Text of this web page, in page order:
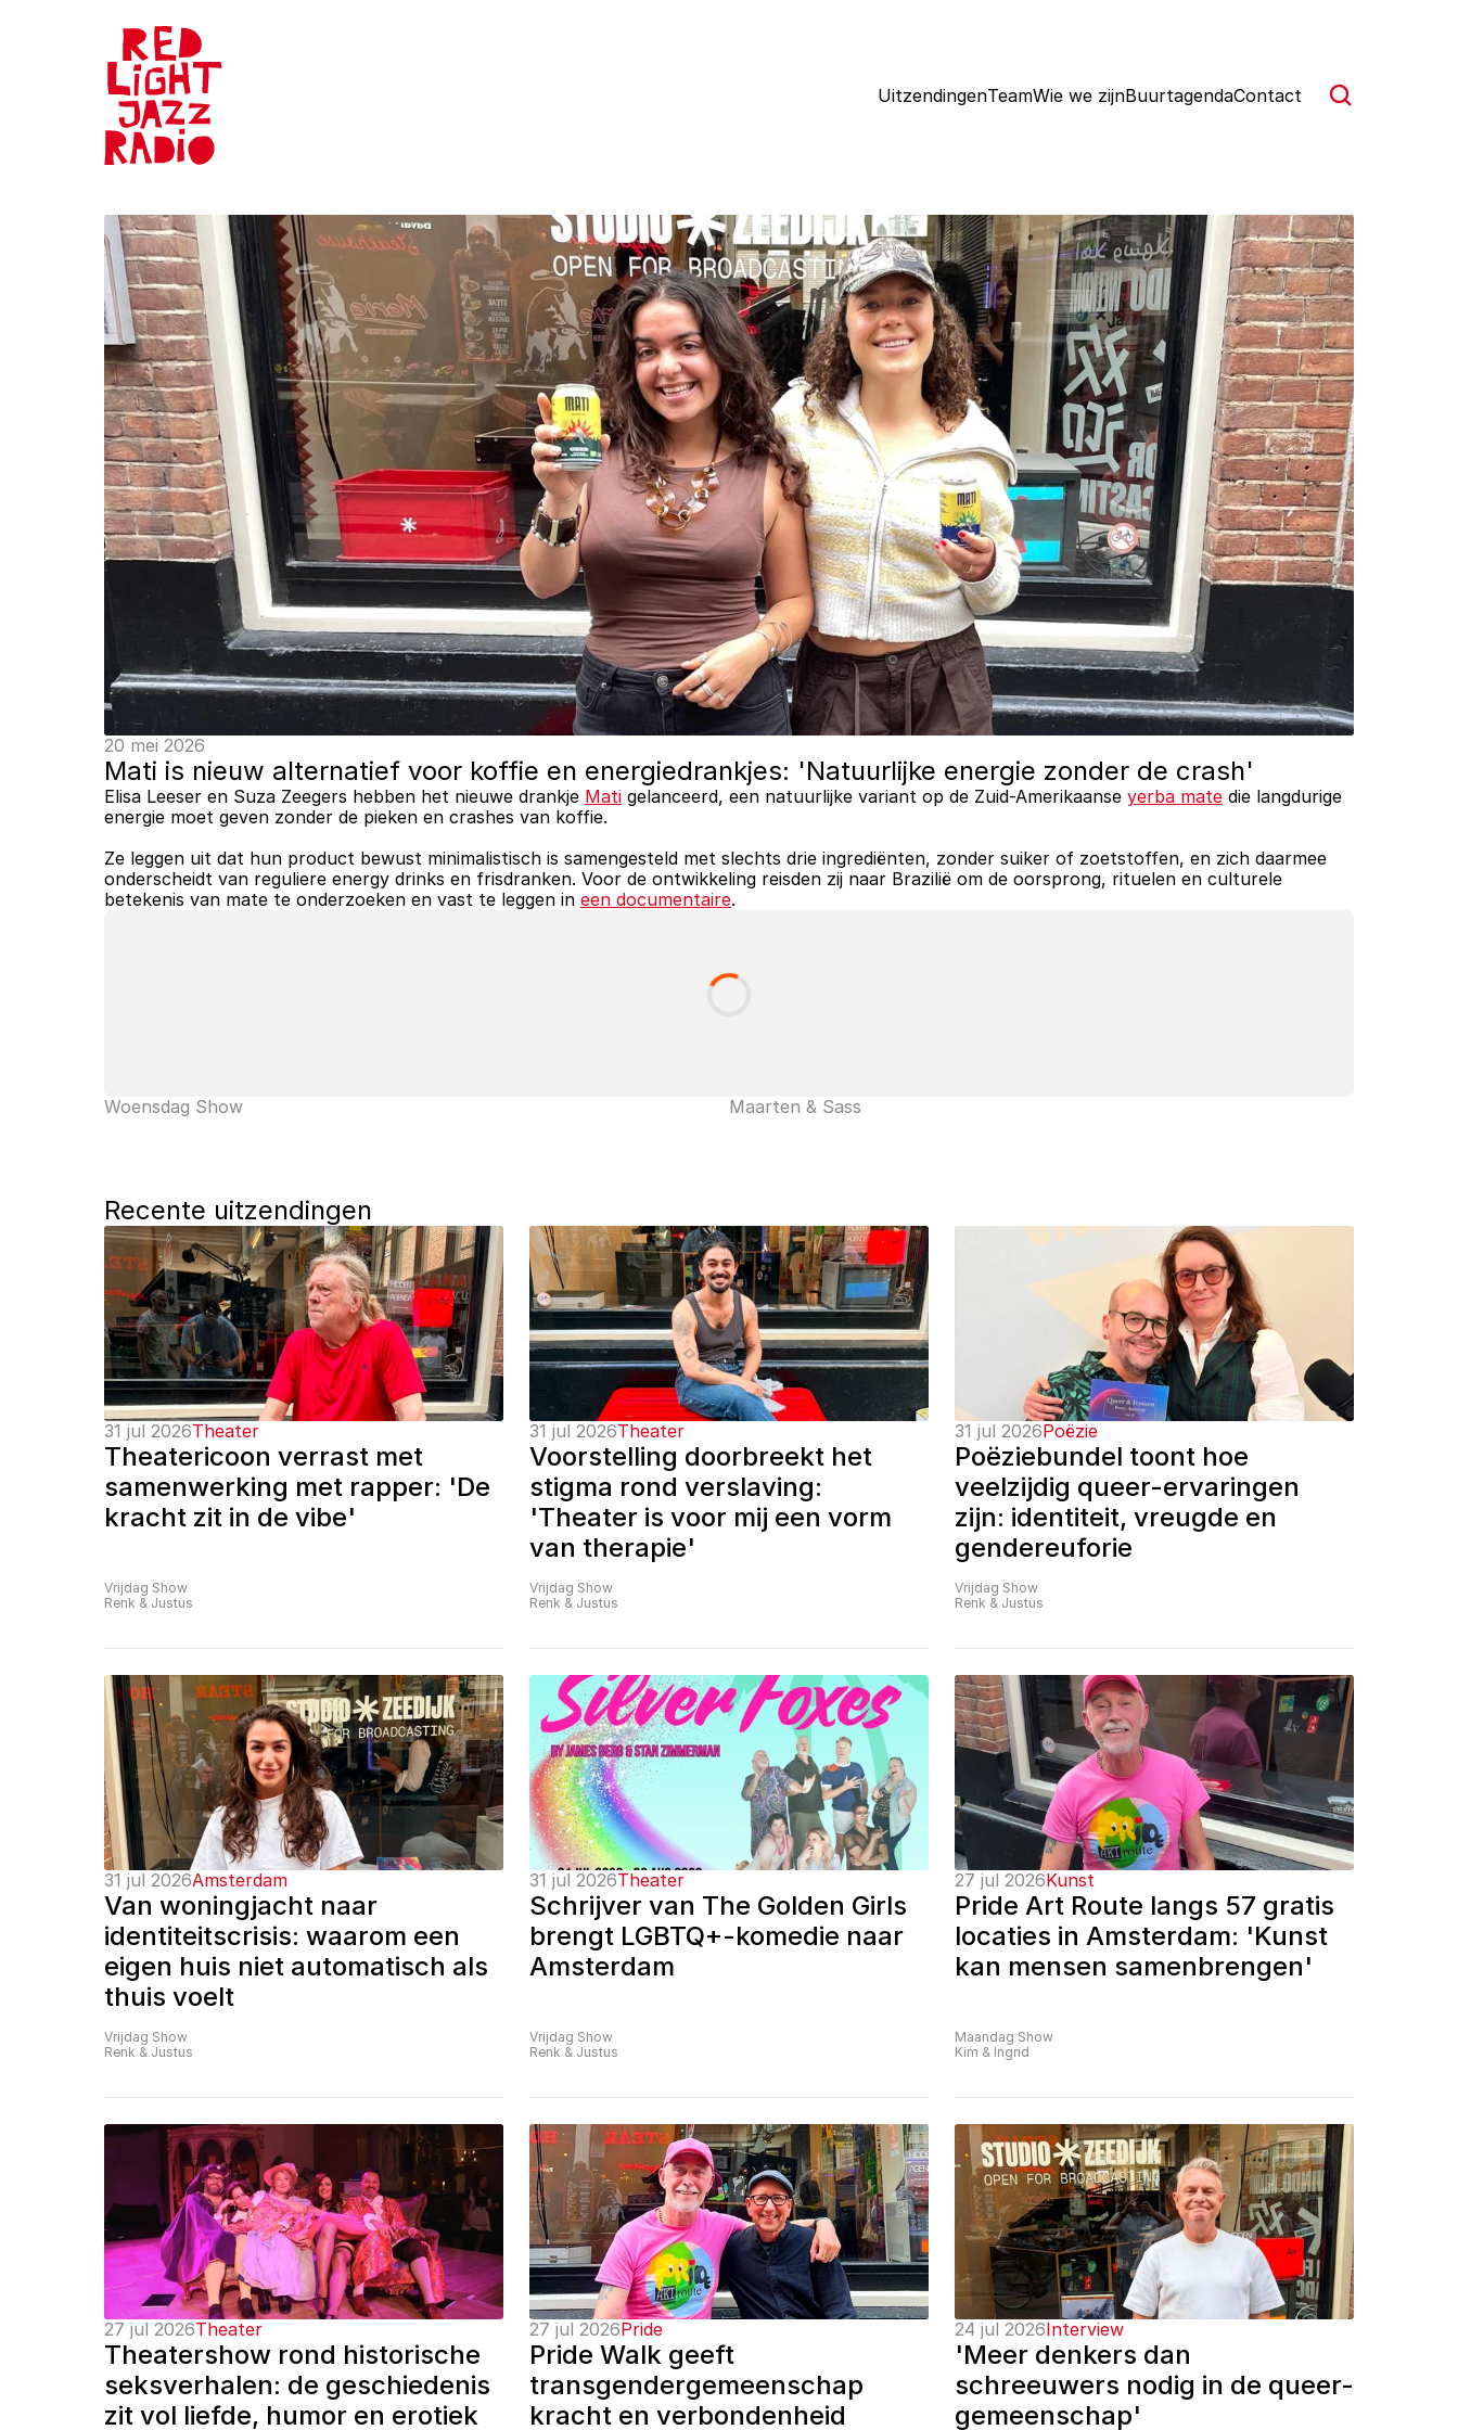
UitzendingenTeamWie we zijnBuurtagendaContact
20 mei 2026
Mati is nieuw alternatief voor koffie en energiedrankjes: 'Natuurlijke energie zonder de crash'
Elisa Leeser en Suza Zeegers hebben het nieuwe drankje Mati gelanceerd, een natuurlijke variant op de Zuid-Amerikaanse yerba mate die langdurige
energie moet geven zonder de pieken en crashes van koffie.
Ze leggen uit dat hun product bewust minimalistisch is samengesteld met slechts drie ingrediënten, zonder suiker of zoetstoffen, en zich daarmee
onderscheidt van reguliere energy drinks en frisdranken. Voor de ontwikkeling reisden zij naar Brazilië om de oorsprong, rituelen en culturele
betekenis van mate te onderzoeken en vast te leggen in een documentaire.
Woensdag Show Maarten & Sass
Recente uitzendingen
31 jul 2026Theater
Theatericoon verrast met
samenwerking met rapper: 'De
kracht zit in de vibe'
Vrijdag Show
Renk & Justus
31 jul 2026Theater
Voorstelling doorbreekt het
stigma rond verslaving:
'Theater is voor mij een vorm
van therapie'
Vrijdag Show
Renk & Justus
31 jul 2026Poëzie
Poëziebundel toont hoe
veelzijdig queer-ervaringen
zijn: identiteit, vreugde en
gendereuforie
Vrijdag Show
Renk & Justus
31 jul 2026Amsterdam
Van woningjacht naar
identiteitscrisis: waarom een
eigen huis niet automatisch als
thuis voelt
Vrijdag Show
Renk & Justus
31 jul 2026Theater
Schrijver van The Golden Girls
brengt LGBTQ+-komedie naar
Amsterdam
Vrijdag Show
Renk & Justus
27 jul 2026Kunst
Pride Art Route langs 57 gratis
locaties in Amsterdam: 'Kunst
kan mensen samenbrengen'
Maandag Show
Kim & Ingrid
27 jul 2026Theater
Theatershow rond historische
seksverhalen: de geschiedenis
zit vol liefde, humor en erotiek
27 jul 2026Pride
Pride Walk geeft
transgendergemeenschap
kracht en verbondenheid
24 jul 2026Interview
'Meer denkers dan
schreeuwers nodig in de queer-
gemeenschap'